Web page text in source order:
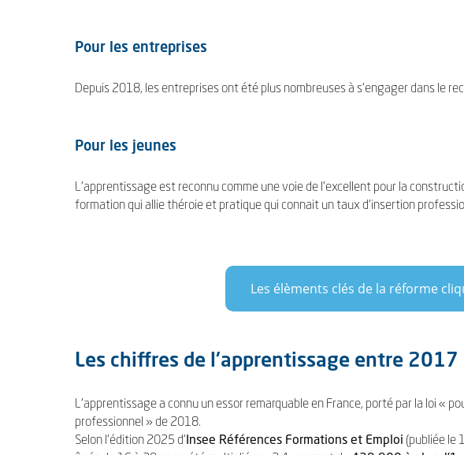
Pour les entreprises
Depuis 2018, les entreprises ont été plus nombreuses à s'engager dans le
Pour les jeunes
L'apprentissage est reconnu comme une voie de l'excellent pour la
formation qui allie théroie et pratique qui connait un taux d'insertion
Les élèments clés de la réforme
Les chiffres de l'apprentissage entre
L’apprentissage a connu un essor remarquable en France, porté par la loi «
professionnel » de 2018.
Selon l’édition 2025 d’ Insee Références Formations et Emploi (publiée le